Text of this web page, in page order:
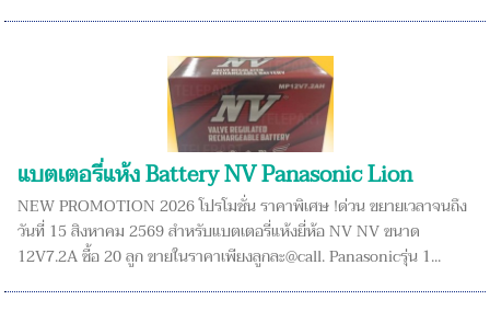
แบตเตอรี่แห้ง Battery NV Panasonic Lion
NEW PROMOTION 2026 โปรโมชั่น ราคาพิเศษ !ด่วน ขยายเวลาจนถึง
วันที่ 15 สิงหาคม 2569 สำหรับแบตเตอรี่แห้งยี่ห้อ NV NV ขนาด
12V7.2A ซื้อ 20 ลูก ขายในราคาเพียงลูกละ@call. Panasonicรุ่น 1...